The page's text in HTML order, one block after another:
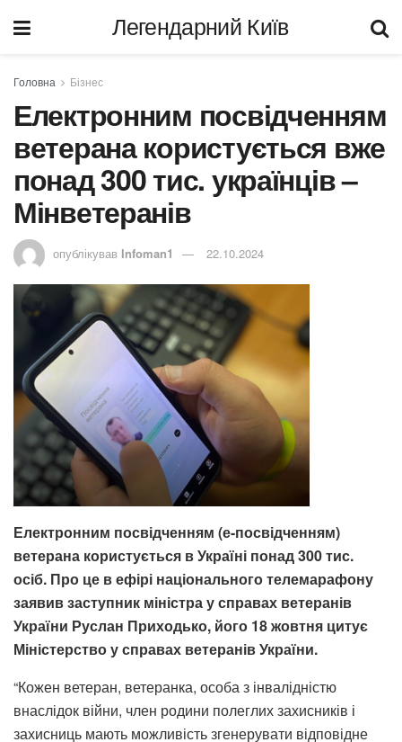
Легендарний Київ
Головна Бізнес
Електронним посвідченням
ветерана користується вже
понад 300 тис. українців –
Мінветеранів
опублікував Infoman1 22.10.2024
Електронним посвідченням (е-посвідченням)
ветерана користується в Україні понад 300 тис.
осіб. Про це в ефірі національного телемарафону
заявивзаступник міністра у справах ветеранів
України Руслан Приходько, його 18 жовтня цитує
Міністерство у справах ветеранів України.
“Кожен ветеран, ветеранка, особа з інвалідністю
внаслідок війни, член родини полеглих захисників і
захисниць мають можливість згенерувати відповідне